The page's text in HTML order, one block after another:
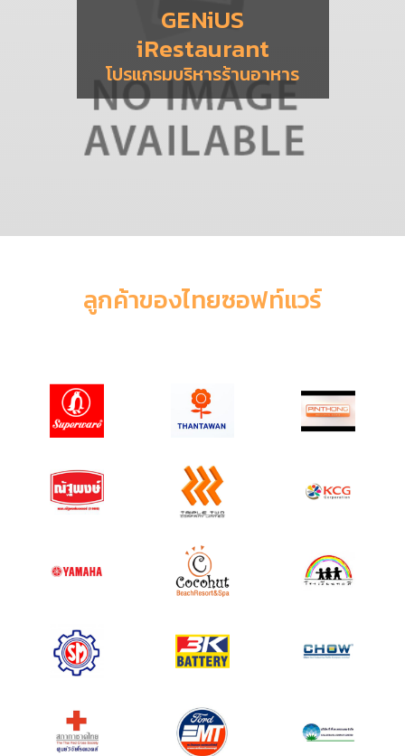
GENiUS
iRestaurant
โปรแกรมบริหารร้านอาหาร
ลูกค้าของไทยซอฟท์แวร์